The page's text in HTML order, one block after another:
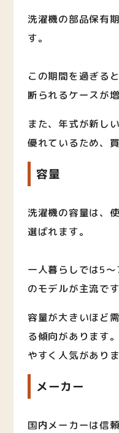
洗濯機の部品保有
す。
この期間を過ぎる
断られるケースが増
また、年式が新し
優れているため、
容量
洗濯機の容量は、
選ばれます。
一人暮らしでは5
のモデルが主流です
容量が大きいほど
る傾向があります
やすく人気がありま
メーカー
国内メーカーは信